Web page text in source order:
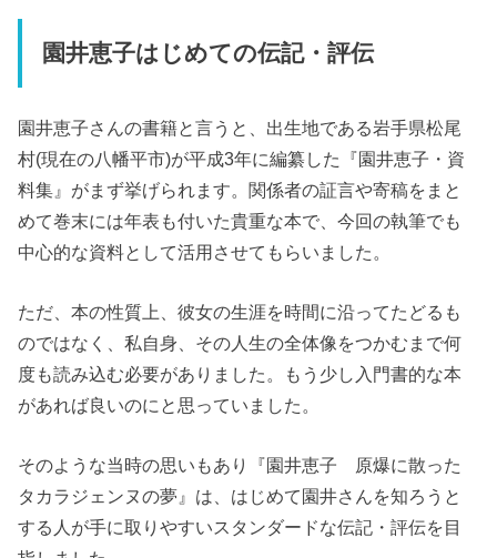
園井恵子はじめての伝記・評伝
園井恵子さんの書籍と言うと、出生地である岩手県松尾
村(現在の八幡平市)が平成3年に編纂した『園井恵子・資
料集』がまず挙げられます。関係者の証言や寄稿をまと
めて巻末には年表も付いた貴重な本で、今回の執筆でも
中心的な資料として活用させてもらいました。
ただ、本の性質上、彼女の生涯を時間に沿ってたどるも
のではなく、私自身、その人生の全体像をつかむまで何
度も読み込む必要がありました。もう少し入門書的な本
があれば良いのにと思っていました。
そのような当時の思いもあり『園井恵子 原爆に散った
タカラジェンヌの夢』は、はじめて園井さんを知ろうと
する人が手に取りやすいスタンダードな伝記・評伝を目